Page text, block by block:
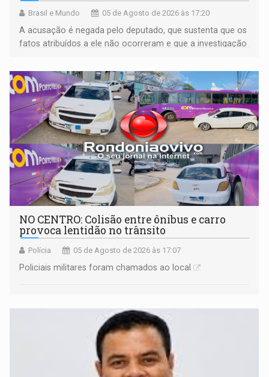
Brasil e Mundo 05 de Agosto de 2026 às 17:20
A acusação é negada pelo deputado, que sustenta que os
fatos atribuídos a ele não ocorreram e que a investigação
NO CENTRO: Colisão entre ônibus e carro
provoca lentidão no trânsito
Polícia 05 de Agosto de 2026 às 17:07
Policiais militares foram chamados ao local